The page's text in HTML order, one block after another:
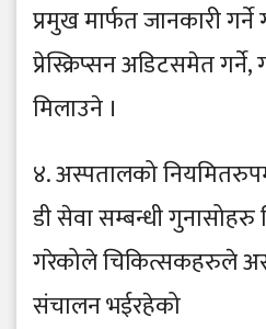
प्रमुख मार्फत जानकारी
प्रेस्क्रिप्सन अडिटसमेत गर्ने,
मिलाउने ।
४. अस्पतालको
डी सेवा सम्बन्धी गुनासोहरु
गरेकोले चिकित्सकहरुले
संचालन भईरहेको